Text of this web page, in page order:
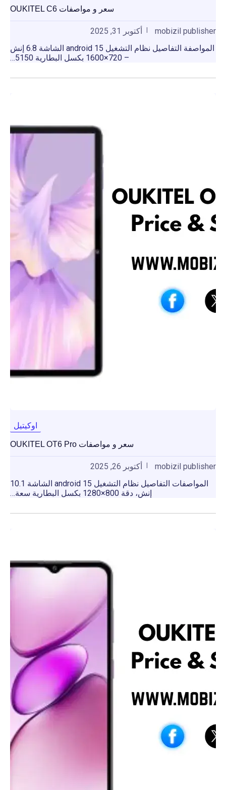
سعر و مواصفات OUKITEL C6
mobizil publisher
أكتوبر 31, 2025
المواصفة التفاصيل نظام التشغيل android 15 الشاشة 6.8 إنش
– 720×1600 بكسل البطارية 5150…
اوكيتيل
سعر و مواصفات OUKITEL OT6 Pro
mobizil publisher
أكتوبر 26, 2025
المواصفات التفاصيل نظام التشغيل android 15 الشاشة 10.1
إنش، دقة 800×1280 بكسل البطارية سعة…